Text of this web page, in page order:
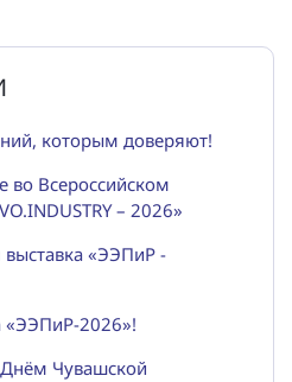
которым доверяют!
во Всероссийском
– 2026»
выставка «ЭЭПиР -
2026»!
Чувашской